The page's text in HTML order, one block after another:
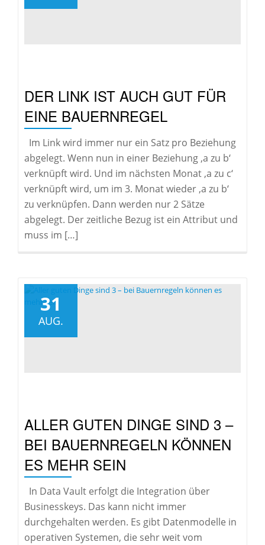
DER LINK IST AUCH GUT FÜR
EINE BAUERNREGEL
Im Link wird immer nur ein Satz pro Beziehung
abgelegt. Wenn nun in einer Beziehung ‚a zu b‘
verknüpft wird. Und im nächsten Monat ‚a zu c‘
verknüpft wird, um im 3. Monat wieder ‚a zu b‘
zu verknüpfen. Dann werden nur 2 Sätze
abgelegt. Der zeitliche Bezug ist ein Attribut und
muss im […]
31
AUG.
ALLER GUTEN DINGE SIND 3 –
BEI BAUERNREGELN KÖNNEN
ES MEHR SEIN
In Data Vault erfolgt die Integration über
Businesskeys. Das kann nicht immer
durchgehalten werden. Es gibt Datenmodelle in
operativen Systemen, die sehr weit vom